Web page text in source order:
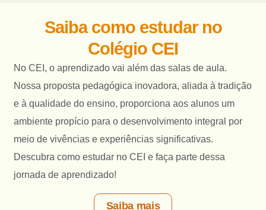
Saiba como estudar no
Colégio CEI
No CEI, o aprendizado vai além das salas de aula.
Nossa proposta pedagógica inovadora, aliada à tradição
e à qualidade do ensino, proporciona aos alunos um
ambiente propício para o desenvolvimento integral por
meio de vivências e experiências significativas.
Descubra como estudar no CEI e faça parte dessa
jornada de aprendizado!
Saiba mais